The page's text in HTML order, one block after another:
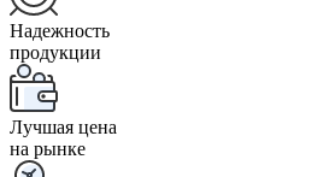
Надежность
продукции
Лучшая цена
на рынке